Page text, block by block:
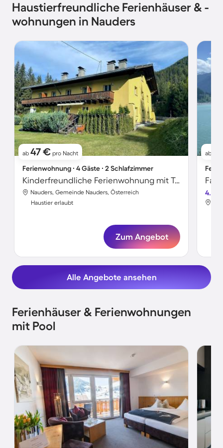
Haustierfreundliche Ferienhäuser & -
wohnungen in Nauders
ab 47 € pro Nacht
Ferienwohnung ∙ 4 Gäste ∙ 2 Schlafzimmer
Kinderfreundliche Ferienwohnung mit Terrasse, Grill und Garten | Bergblick | Haustierfreundlich
Nauders, Gemeinde Nauders, Österreich
Haustier erlaubt
Zum Angebot
ab
4.7
Alle Angebote ansehen
Ferienhäuser & Ferienwohnungen
mit Pool